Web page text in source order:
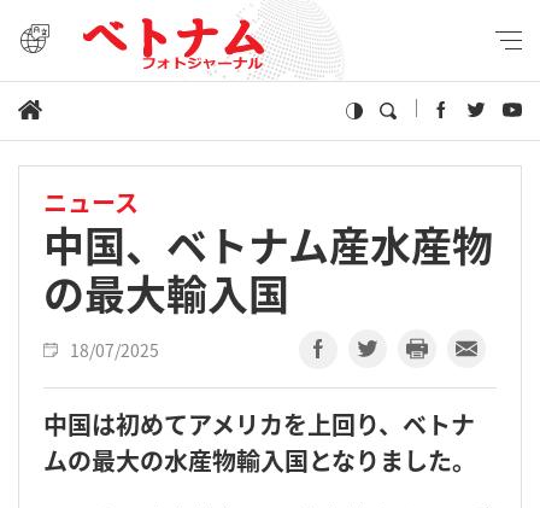
ニュース
中国、ベトナム産水産物
の最大輸入国
18/07/2025
中国は初めてアメリカを上回り、ベトナ
ムの最大の水産物輸入国となりました。